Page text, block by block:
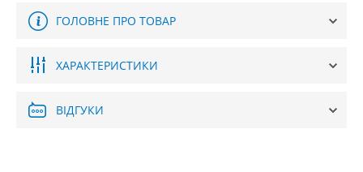
ГОЛОВНЕ ПРО ТОВАР
ХАРАКТЕРИСТИКИ
ВІДГУКИ